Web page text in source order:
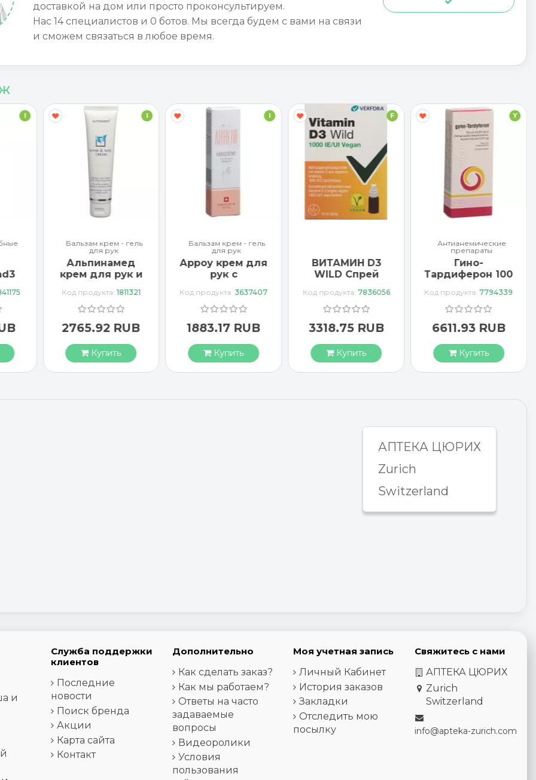
доставкой на дом или просто проконсультируем.
Нас 14 специалистов и 0 ботов. Мы всегда будем с вами на связи
и сможем связаться в любое время.
I I
Бальзам крем - гель
для рук
Альпинамед
крем для рук и
Примулы
вечерней 100 мл
Код продукта:1811321
2765.92 RUB
Купить
I
Бальзам крем - гель
для рук
Арроу крем для
рук с
маслом 65 мл
Код продукта:3637407
1883.17 RUB
Купить
F
ВИТАМИН D3
WILD Спрей
веганский
Код продукта: 7836056
3318.75 RUB
Купить
Y
Антианемические
препараты
Гино-
Тардиферон 100
Код продукта:7794339
6611.93 RUB
Купить
АПТЕКА ЦЮРИХ
Zurich
Switzerland
и
Служба поддержки
клиентов
Последние
новости
Поиск бренда
Акции
Карта сайта
Контакт
Дополнительно
Как сделать заказ?
Как мы работаем?
Ответы на часто
задаваемые
вопросы
Видеоролики
Условия
пользования
Моя учетная запись
Личный Кабинет
История заказов
Закладки
Отследить мою
посылку
Свяжитесь с нами
АПТЕКА ЦЮРИХ
Zurich
Switzerland
info@apteka-zurich.com